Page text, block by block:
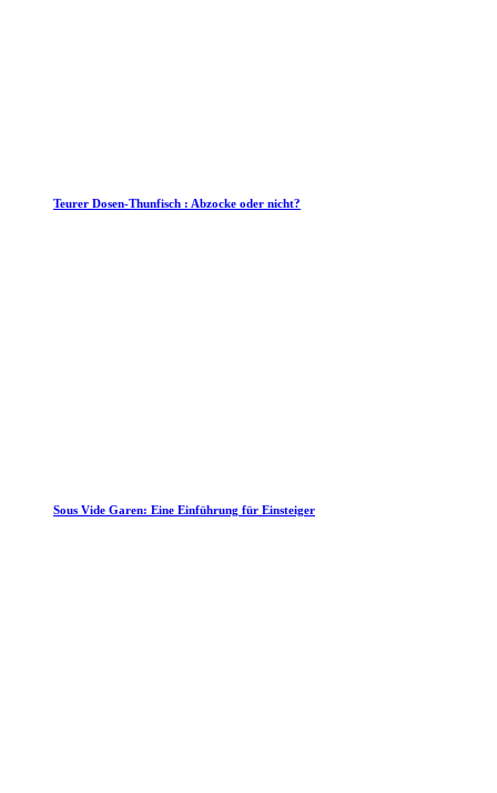
Teurer Dosen-Thunfisch : Abzocke oder nicht?
Sous Vide Garen: Eine Einführung für Einsteiger